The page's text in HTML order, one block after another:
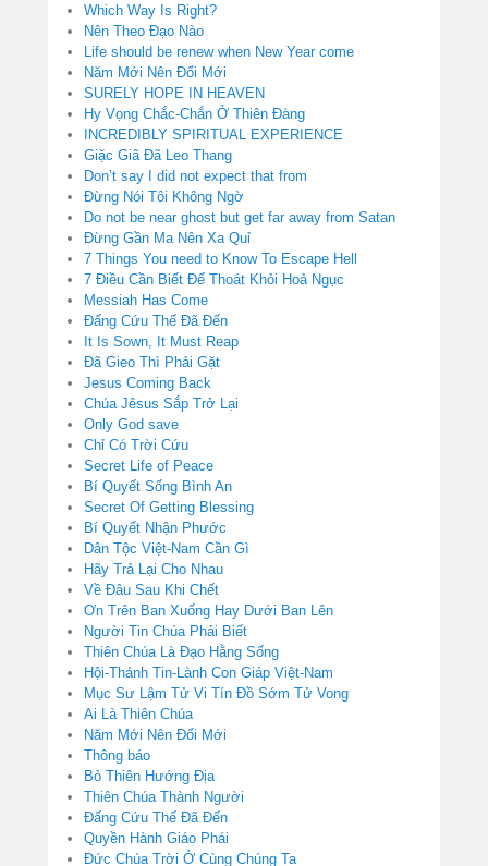
Which Way Is Right?
Nên Theo Đạo Nào
Life should be renew when New Year come
Năm Mới Nên Đổi Mới
SURELY HOPE IN HEAVEN
Hy Vọng Chắc-Chắn Ở Thiên Đàng
INCREDIBLY SPIRITUAL EXPERIENCE
Giặc Giã Đã Leo Thang
Don’t say I did not expect that from
Đừng Nói Tôi Không Ngờ
Do not be near ghost but get far away from Satan
Đừng Gần Ma Nên Xa Quỉ
7 Things You need to Know To Escape Hell
7 Điều Cần Biết Để Thoát Khỏi Hoả Ngục
Messiah Has Come
Đấng Cứu Thế Đã Đến
It Is Sown, It Must Reap
Đã Gieo Thì Phải Gặt
Jesus Coming Back
Chúa Jêsus Sắp Trở Lại
Only God save
Chỉ Có Trời Cứu
Secret Life of Peace
Bí Quyết Sống Bình An
Secret Of Getting Blessing
Bí Quyết Nhận Phước
Dân Tộc Việt-Nam Cần Gì
Hãy Trả Lại Cho Nhau
Về Đâu Sau Khi Chết
Ơn Trên Ban Xuống Hay Dưới Ban Lên
Người Tin Chúa Phải Biết
Thiên Chúa Là Đạo Hằng Sống
Hội-Thánh Tin-Lành Con Giáp Việt-Nam
Mục Sư Lậm Tử Vi Tín Đồ Sớm Tử Vong
Ai Là Thiên Chúa
Năm Mới Nên Đổi Mới
Thông báo
Bỏ Thiên Hướng Địa
Thiên Chúa Thành Người
Đấng Cứu Thế Đã Đến
Quyền Hành Giáo Phái
Đức Chúa Trời Ở Cùng Chúng Ta